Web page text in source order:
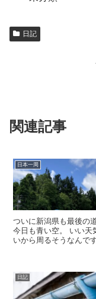
日記
関連記事
日本一周
ついに新潟県も最後の
今日も青い空。 いい天
いから周るそうなんで
日記